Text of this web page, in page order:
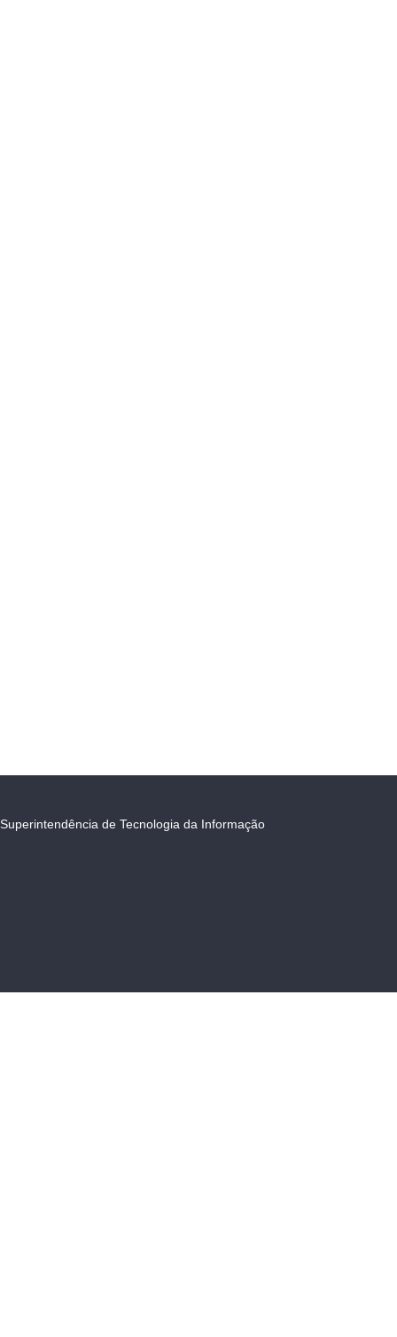
Superintendência de Tecnologia da Informação